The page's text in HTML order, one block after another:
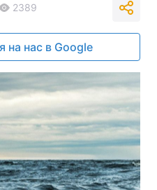
2389
на нас в Google